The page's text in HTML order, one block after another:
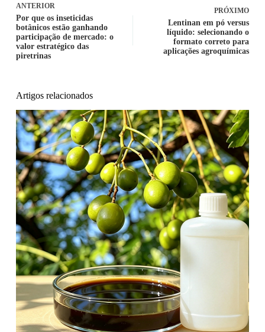
ANTERIOR
Por que os inseticidas
botânicos estão ganhando
participação de mercado: o
valor estratégico das
piretrinas
PRÓXIMO
Lentinan em pó versus
líquido: selecionando o
formato correto para
aplicações agroquímicas
Artigos relacionados